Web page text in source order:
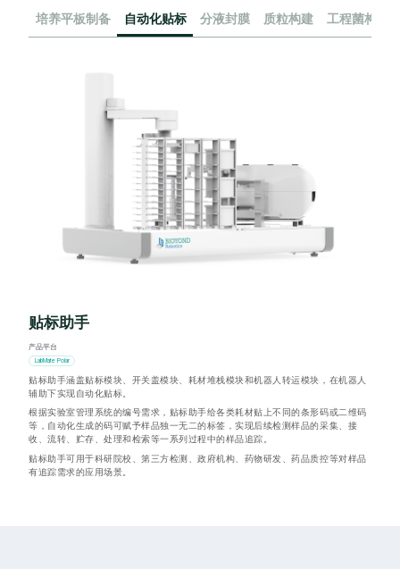
培养平板制备 自动化贴标 分液封膜 质粒构建 工程菌构建
贴标助手
产品平台
LabMate Polar
贴标助手涵盖贴标模块、开关盖模块、耗材堆栈模块和机器人转运模块，在机器人
辅助下实现自动化贴标。
根据实验室管理系统的编号需求，贴标助手给各类耗材贴上不同的条形码或二维码
等，自动化生成的码可赋予样品独一无二的标签，实现后续检测样品的采集、接
收、流转、贮存、处理和检索等一系列过程中的样品追踪。
贴标助手可用于科研院校、第三方检测、政府机构、药物研发、药品质控等对样品
有追踪需求的应用场景。